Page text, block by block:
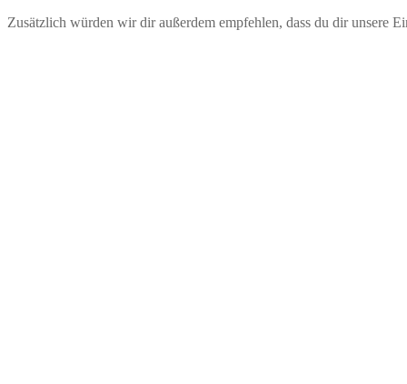
Zusätzlich würden wir dir außerdem empfehlen, dass du dir unsere